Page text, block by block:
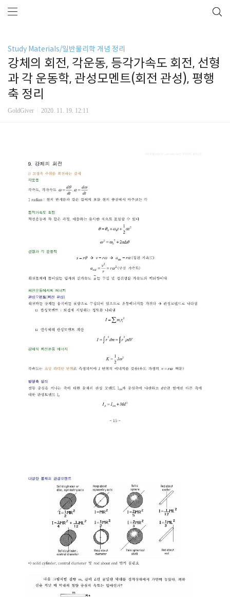
Study Materials/일반물리학 개념 정리
강체의 회전, 각운동, 등각가속도 회전, 선형
과 각 운동학, 관성모멘트(회전 관성), 평행
축 정리
GoldGiver 2020. 11. 19. 12:11